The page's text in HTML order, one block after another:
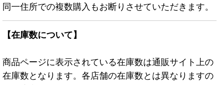
同一住所での複数購入もお断りさせていただきます。
【在庫数について】
商品ページに表示されている在庫数は通販サイト上の
在庫数となります。各店舗の在庫数とは異なりますの